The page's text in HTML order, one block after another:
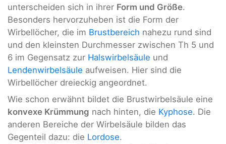
unterscheiden sich in ihrer Form und Größe.
Besonders hervorzuheben ist die Form der
Wirbellöcher, die im Brustbereich nahezu rund sind
und den kleinsten Durchmesser zwischen Th 5 und
6 im Gegensatz zur Halswirbelsäule und
Lendenwirbelsäule aufweisen. Hier sind die
Wirbellöcher dreieckig angeordnet.
Wie schon erwähnt bildet die Brustwirbelsäule eine
konvexe Krümmung nach hinten, die Kyphose. Die
anderen Bereiche der Wirbelsäule bilden das
Gegenteil dazu: die Lordose.